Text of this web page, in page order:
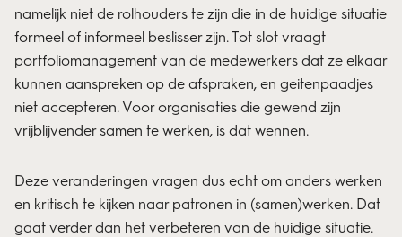
namelijk niet de rolhouders te zijn die in de huidige situatie
formeel of informeel beslisser zijn. Tot slot vraagt
portfoliomanagement van de medewerkers dat ze elkaar
kunnen aanspreken op de afspraken, en geitenpaadjes
niet accepteren. Voor organisaties die gewend zijn
vrijblijvender samen te werken, is dat wennen.
Deze veranderingen vragen dus echt om anders werken
en kritisch te kijken naar patronen in (samen)werken. Dat
gaat verder dan het verbeteren van de huidige situatie.